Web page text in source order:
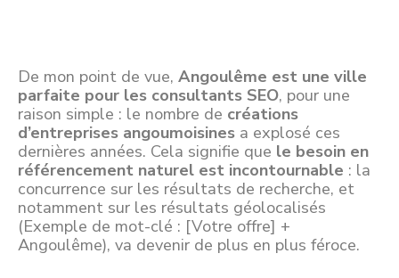
De mon point de vue, Angoulême est une ville
parfaite pour les consultants SEO, pour une
raison simple : le nombre de créations
d’entreprises angoumoisines a explosé ces
dernières années. Cela signifie que le besoin en
référencement naturel est incontournable : la
concurrence sur les résultats de recherche, et
notamment sur les résultats géolocalisés
(Exemple de mot-clé : [Votre offre] +
Angoulême), va devenir de plus en plus féroce.